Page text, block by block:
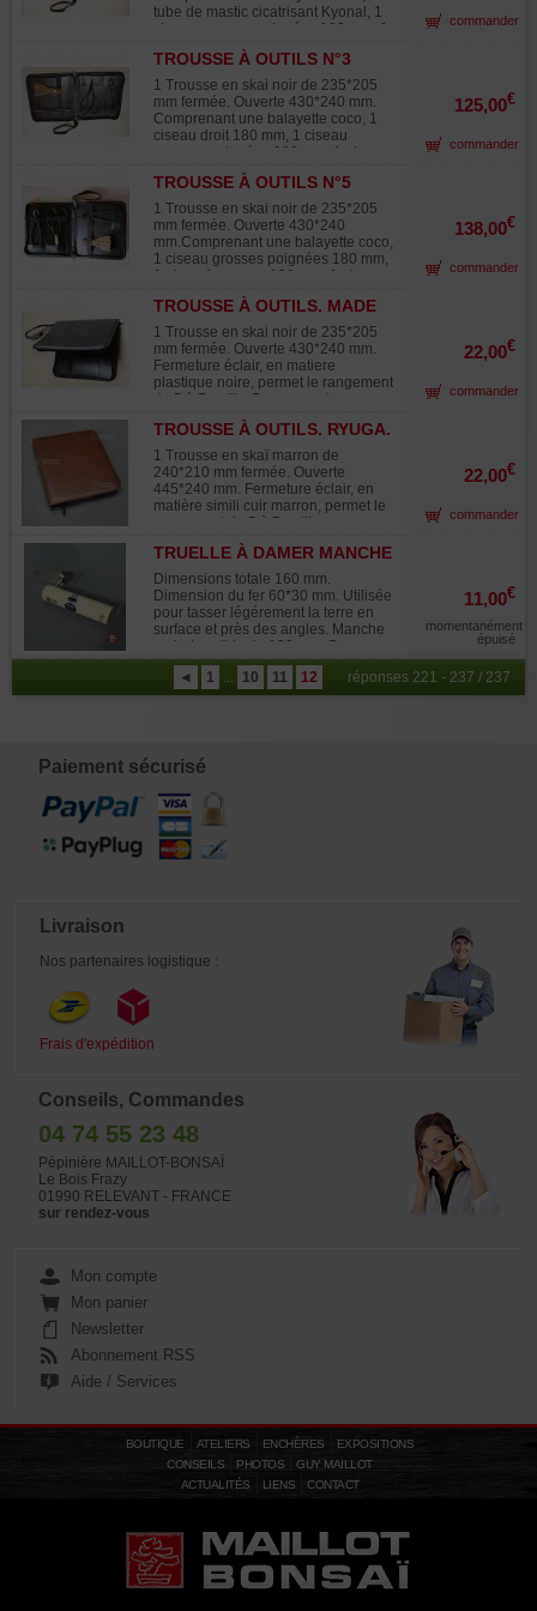
la main! Set de base pour débuter,
une bonne idée cadeau !
tube de mastic cicatrisant Kyonal, 1
ciseau grosses poignées 180 mm, 1
pince concave 180 mm. Cette
trousse permet de ranger au
minimum 7 outils , fermeture à
glissière, élastique de maintien du
matériel. Pratique dans vos
déplacements, vous avez tout sous
la main! Set de base pour débuter,
commander
TROUSSE À OUTILS N°3
1BA,1CD,1CGP,1PC 180 MM.
1 Trousse en skai noir de 235*205
mm fermée. Ouverte 430*240 mm.
Comprenant une balayette coco, 1
ciseau droit 180 mm, 1 ciseau
grosses poignées 180 mm, 1 pince
concave 180 mm. Cette trousse
permet de ranger au minimum 7
outils , fermeture à glissière,
élastique de maintien du matériel.
Pratique dans vos déplacements,
vous avez tout sous la main! Set de
base pour débuter, une bonne idée
125,00€
commander
TROUSSE À OUTILS N°5
1CGP,1BA,1PCC180,1PC180MM.
1 Trousse en skai noir de 235*205
mm fermée. Ouverte 430*240
mm.Comprenant une balayette coco,
1 ciseau grosses poignées 180 mm,
1 pince à creuser 180 mm, 1 pince
concave 180 mm. Cette trousse
permet de ranger au minimum 7
outils , fermeture à glissière,
élastique de maintien du matériel.
Pratique dans vos déplacements,
vous avez tout sous la main! Set de
base pour débuter, une bonne idée
138,00€
commander
TROUSSE À OUTILS. MADE
IN JAPAN
1 Trousse en skai noir de 235*205
mm fermée. Ouverte 430*240 mm.
Fermeture éclair, en matiere
plastique noire, permet le rangement
de 5 à 7 outils. Dragonne de
transport. Pratique , évite à vos
ciseaux de souffrir du transport ,
permet d'avoir sous la main le
nécessaire de base pour tailler vos
arbres.
22,00€
commander
TROUSSE À OUTILS. RYUGA.
1 Trousse en skaï marron de
240*210 mm fermée. Ouverte
445*240 mm. Fermeture éclair, en
matière simili cuir marron, permet le
rangement de 5 à 7 outils avec
fixation intérieure par des bandes
élastiques de maintien. Dragonne
de transport. Pratique , évite à vos
ciseaux de souffrir du transport ,
permet d'avoir sous la main le
nécessaire de base pour tailler vos
arbres. Marque Ryuga.
22,00€
commander
TRUELLE À DAMER MANCHE
BOIS
Dimensions totale 160 mm.
Dimension du fer 60*30 mm. Utilisée
pour tasser légérement la terre en
surface et près des angles. Manche
en bois solide de 100 mm. Bonne
prise en main, spatule en acier.
11,00€
momentanément
épuisé
◄ 1 ... 10 11 12 réponses 221 - 237 / 237
Paiement sécurisé
Livraison
Nos partenaires logistique :
Frais d'expédition
Conseils, Commandes
04 74 55 23 48
Pépinière MAILLOT-BONSAÏ
Le Bois Frazy
01990 RELEVANT - FRANCE
sur rendez-vous
Mon compte
Mon panier
Newsletter
Abonnement RSS
Aide / Services
BOUTIQUE ATELIERS ENCHÈRES
EXPOSITIONS
CONSEILS
PHOTOS
GUY MAILLOT
ACTUALITÉS
LIENS CONTACT